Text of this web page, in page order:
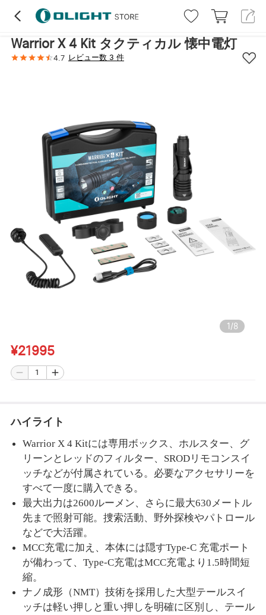
Warrior X 4 Kit タクティカル 懐中電灯
4.7 レビュー数 3 件
1/8
¥21995
ハイライト
Warrior X 4 Kitには専用ボックス、ホルスター、グ
リーンとレッドのフィルター、SRODリモコンスイ
ッチなどが付属されている。必要なアクセサリーを
すべて一度に購入できる。
最大出力は2600ルーメン、さらに最大630メートル
先まで照射可能。捜索活動、野外探検やパトロール
などで大活躍。
MCC充電に加え、本体には隠すType-C 充電ポート
が備わって、Type-C充電はMCC充電より1.5時間短
縮。
ナノ成形（NMT）技術を採用した大型テールスイ
ッチは軽い押しと重い押しを明確に区別し、テール
ハイライト レビュー (3) 詳細 仕様